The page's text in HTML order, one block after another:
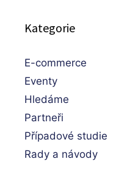
Kategorie
E-commerce
Eventy
Hledáme
Partneři
Případové studie
Rady a návody